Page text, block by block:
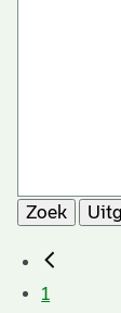
Zoek
1